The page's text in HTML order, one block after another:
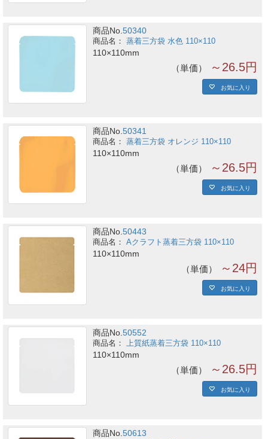
商品No.50340
蒸着三方袋 水色 110×110
110×110mm
単価 ～26.5円
お気に入り
商品No.50341
蒸着三方袋 オレンジ 110×110
110×110mm
単価 ～26.5円
お気に入り
商品No.50443
Aクラフト蒸着三方袋 110×110
110×110mm
単価 ～24円
お気に入り
商品No.50552
上質紙蒸着三方袋 110×110
110×110mm
単価 ～26.5円
お気に入り
商品No.50613